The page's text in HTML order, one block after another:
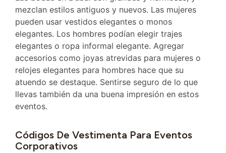
mezclan estilos antiguos y nuevos. Las mujeres
pueden usar vestidos elegantes o monos
elegantes. Los hombres podían elegir trajes
elegantes o ropa informal elegante. Agregar
accesorios como joyas atrevidas para mujeres o
relojes elegantes para hombres hace que su
atuendo se destaque. Sentirse seguro de lo que
llevas también da una buena impresión en estos
eventos.
Códigos De Vestimenta Para Eventos
Corporativos